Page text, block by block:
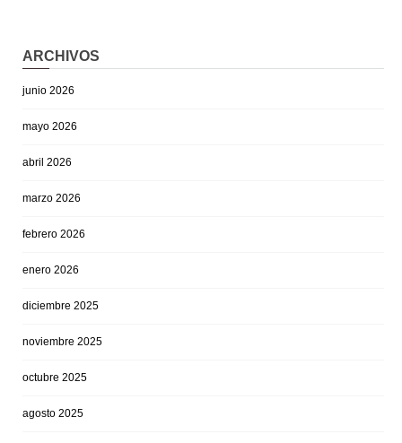
ARCHIVOS
junio 2026
mayo 2026
abril 2026
marzo 2026
febrero 2026
enero 2026
diciembre 2025
noviembre 2025
octubre 2025
agosto 2025